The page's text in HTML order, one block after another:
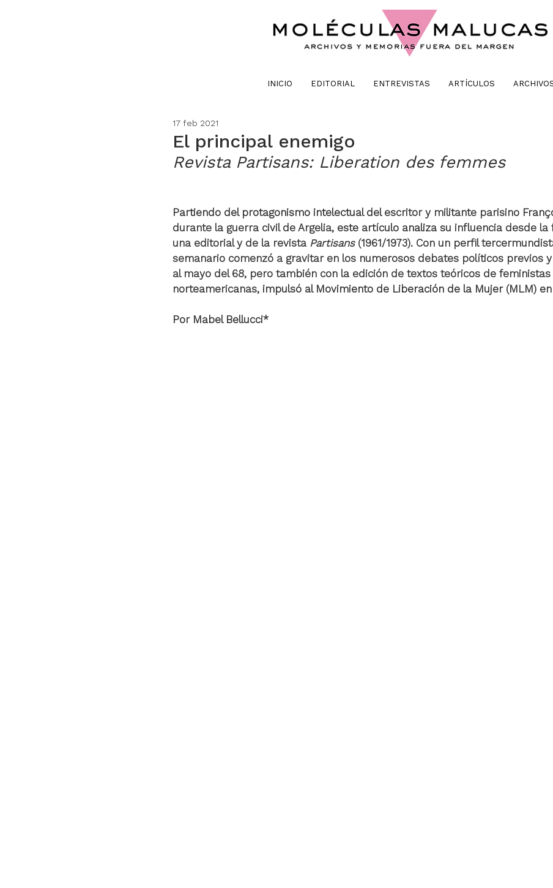
INICIO EDITORIAL ENTREVISTAS ARTÍCULOS
El principal enemigo
17 feb 2021
Revista Partisans: Liberation des femmes
Partiendo del protagonismo intelectual del escritor y militante parisino
durante la guerra civil de Argelia, este artículo analiza su influencia desde la
una editorial y de la revista Partisans (1961/1973). Con un perfil
semanario comenzó a gravitar en los numerosos debates políticos previos
al mayo del 68, pero también con la edición de textos teóricos de feministas
norteamericanas, impulsó al Movimiento de Liberación de la Mujer (MLM)
Por Mabel Bellucci*